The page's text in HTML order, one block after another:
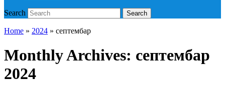
Search Search
Home » 2024 » септембар
Monthly Archives: септембар
2024